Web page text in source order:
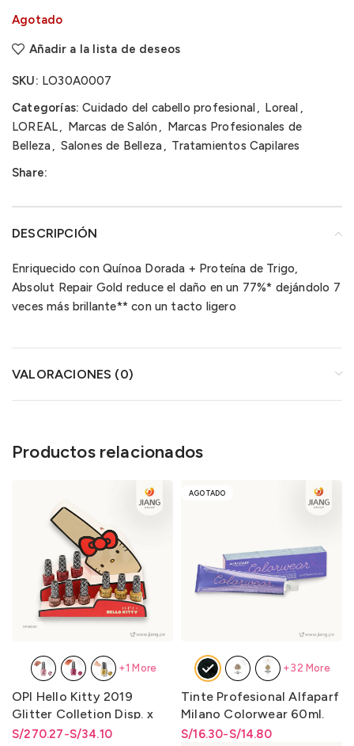
Agotado
Añadir a la lista de deseos
SKU: LO30A0007
Categorías: Cuidado del cabello profesional, Loreal ,
LOREAL, Marcas de Salón, Marcas Profesionales de
Belleza, Salones de Belleza, Tratamientos Capilares
Share:
DESCRIPCIÓN
Enriquecido con Quínoa Dorada + Proteína de Trigo,
Absolut Repair Gold reduce el daño en un 77%* dejándolo 7
veces más brillante** con un tacto ligero
VALORACIONES (0)
Productos relacionados
OPI Hello Kitty 2019
Glitter Colletion Disp. x
Unidad y Disp. x Kit 9 Lqr.
S/34.10
-
S/270.27
Rango de precios: desde
Rango de precios: desde
+1 More
AGOTADO
Tinte Profesional Alfaparf
Milano Colorwear 60ml.
S/14.80
-
S/16.30
Rango de precios: desde
Rango de precios: desde
+32 More